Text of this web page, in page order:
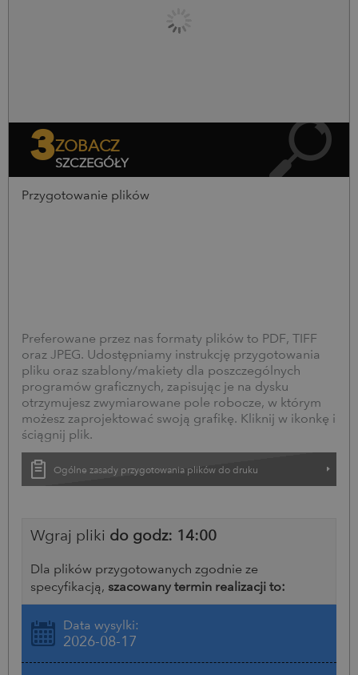
3ZOBACZ
SZCZEGÓŁY
Przygotowanie plików
Preferowane przez nas formaty plików to PDF, TIFF
oraz JPEG. Udostępniamy instrukcję przygotowania
pliku oraz szablony/makiety dla poszczególnych
programów graficznych, zapisując je na dysku
otrzymujesz zwymiarowane pole robocze, w którym
możesz zaprojektować swoją grafikę. Kliknij w ikonkę i
ściągnij plik.
Ogólne zasady przygotowania plików do druku
Wgraj pliki do godz: 14:00
Dla plików przygotowanych zgodnie ze
specyfikacją, szacowany termin realizacji to:
Data wysyłki:
2026-08-17